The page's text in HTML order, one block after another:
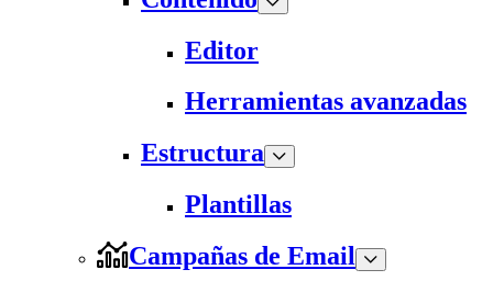
Editor
Herramientas avanzadas
Estructura
Plantillas
Campañas de Email